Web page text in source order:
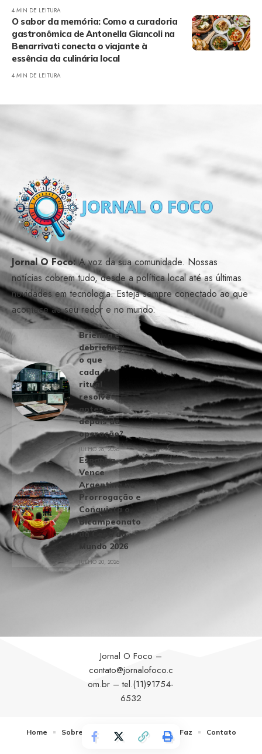
4 MIN DE LEITURA
O sabor da memória: Como a curadoria
gastronômica de Antonella Giancoli na
Benarrivati conecta o viajante à
essência da culinária local
4 MIN DE LEITURA
Jornal O Foco:A voz da sua comunidade. Nossas
notícias cobrem tudo, desde a política local até as últimas
novidades em tecnologia. Esteja sempre conectado ao que
acontece ao seu redor e no mundo.
Briefing e
debriefing:
o que
cada
ritual
resolve
antes e
depois da
operação?
JULHO 28, 2026
Espanha
Vence
Argentina na
Prorrogação e
Conquista o
Bicampeonato
da Copa do
Mundo 2026
JULHO 20, 2026
Jornal O Foco –
contato@jornalofoco.c
om.br – tel.(11)91754-
6532
Home Sobre Nós Notícias Quem Faz Contato